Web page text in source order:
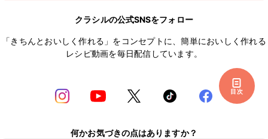
目次
クラシルの公式SNSをフォロー
「きちんとおいしく作れる」をコンセプトに、簡単においしく作れる
レシピ動画を毎日配信しています。
何かお気づきの点はありますか？